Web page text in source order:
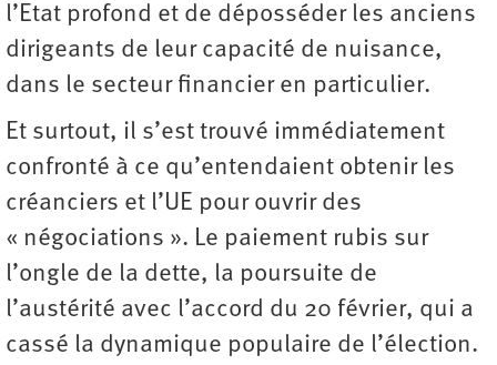
l’Etat profond et de déposséder les anciens
dirigeants de leur capacité de nuisance,
dans le secteur financier en particulier.
Et surtout, il s’est trouvé immédiatement
confronté à ce qu’entendaient obtenir les
créanciers et l’UE pour ouvrir des
« négociations ». Le paiement rubis sur
l’ongle de la dette, la poursuite de
l’austérité avec l’accord du 20 février, qui a
cassé la dynamique populaire de l’élection.